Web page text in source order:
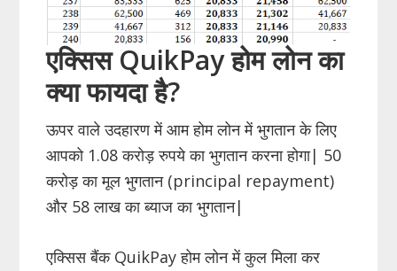
एक्सिस QuikPay होम लोन का
क्या फायदा है?
ऊपर वाले उदहारण में आम होम लोन में भुगतान के लिए
आपको 1.08 करोड़ रुपये का भुगतान करना होगा| 50
करोड़ का मूल भुगतान (principal repayment)
और 58 लाख का ब्याज का भुगतान|
एक्सिस बैंक QuikPay होम लोन में कुल मिला कर